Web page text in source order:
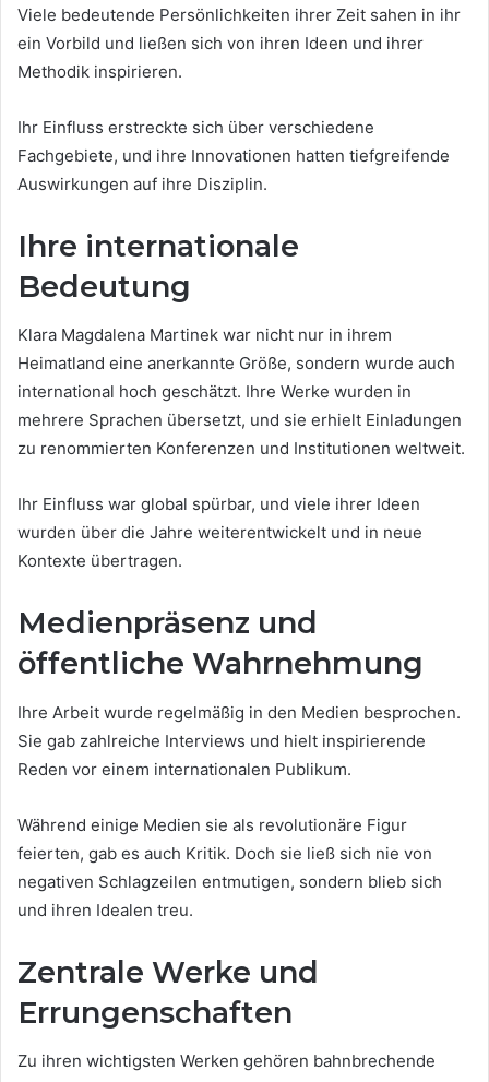
Viele bedeutende Persönlichkeiten ihrer Zeit sahen in ihr
ein Vorbild und ließen sich von ihren Ideen und ihrer
Methodik inspirieren.
Ihr Einfluss erstreckte sich über verschiedene
Fachgebiete, und ihre Innovationen hatten tiefgreifende
Auswirkungen auf ihre Disziplin.
Ihre internationale
Bedeutung
Klara Magdalena Martinek war nicht nur in ihrem
Heimatland eine anerkannte Größe, sondern wurde auch
international hoch geschätzt. Ihre Werke wurden in
mehrere Sprachen übersetzt, und sie erhielt Einladungen
zu renommierten Konferenzen und Institutionen weltweit.
Ihr Einfluss war global spürbar, und viele ihrer Ideen
wurden über die Jahre weiterentwickelt und in neue
Kontexte übertragen.
Medienpräsenz und
öffentliche Wahrnehmung
Ihre Arbeit wurde regelmäßig in den Medien besprochen.
Sie gab zahlreiche Interviews und hielt inspirierende
Reden vor einem internationalen Publikum.
Während einige Medien sie als revolutionäre Figur
feierten, gab es auch Kritik. Doch sie ließ sich nie von
negativen Schlagzeilen entmutigen, sondern blieb sich
und ihren Idealen treu.
Zentrale Werke und
Errungenschaften
Zu ihren wichtigsten Werken gehören bahnbrechende